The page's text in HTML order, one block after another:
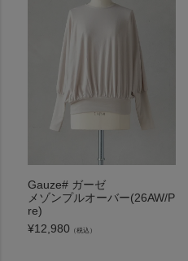
Gauze# ガーゼ
メゾンプルオーバー(26AW/P
re)
¥12,980 （税込）